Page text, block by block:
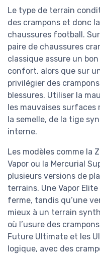
Le type de terrain
des crampons et donc
chaussures football.
paire de chaussures
classique assure un
confort, alors que sur
privilégier des
blessures. Utiliser la
les mauvaises
la semelle, de la tige
interne.
Les modèles comme la
Vapor ou la Mercurial
plusieurs versions de
terrains. Une Vapor
ferme, tandis qu’une
mieux à un terrain
où l’usure des
Future Ultimate et les
logique, avec des